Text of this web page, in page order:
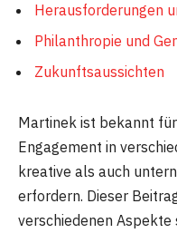
Herausforderungen
Philanthropie und
Zukunftsaussichten
Martinek ist bekannt
Engagement in
kreative als auch
erfordern. Dieser
verschiedenen Aspekte